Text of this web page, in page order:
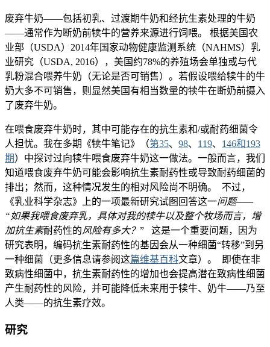
废弃牛奶——包括初乳、过渡期牛奶和经抗生素处理的牛奶
——通常作为断奶前犊牛的营养来源进行饲喂。 根据美国农
业部（USDA）2014年国家动物健康监测系统（NAHMS）乳
业研究（USDA, 2016），美国约78%的养殖场会单独或与代
乳粉混合喂养牛奶（无论是否可销售）。若假设喂给犊牛的牛
奶大多不可销售，则显然美国有相当数量的犊牛在断奶前摄入
了废弃牛奶。
在喂食废弃牛奶时，其中可能存在的抗生素和/或耐药细菌令
人担忧。我在多期《犊牛笔记》（第35、 98、 119、 146和193
期）中探讨过向犊牛喂食废弃牛奶这一做法。一般而言，我们
知道喂食废弃牛奶可能会影响抗生素耐药性或导致耐药细菌的
排出；然而，这种情况发生的相对风险尚不明确。 不过，
《乳业科学杂志》上的一项最新研究试图回答这一问题——
“如果我喂食废弃乳，具体对我的犊牛以及整个牧场而言，增
加抗生素耐药性的风险有多大？ ”
这是一个重要问题，因为
研究表明，编码抗生素耐药性的基因会从一种细菌“转移”到另
一种细菌（更多信息请参阅这篇维基百科文章）。 即使在非
致病性细菌中，抗生素耐药性的增加也会提高潜在致病性细菌
产生耐药性的风险，并可能降低未来用于犊牛、奶牛——乃至
人类——的抗生素疗效。
研究